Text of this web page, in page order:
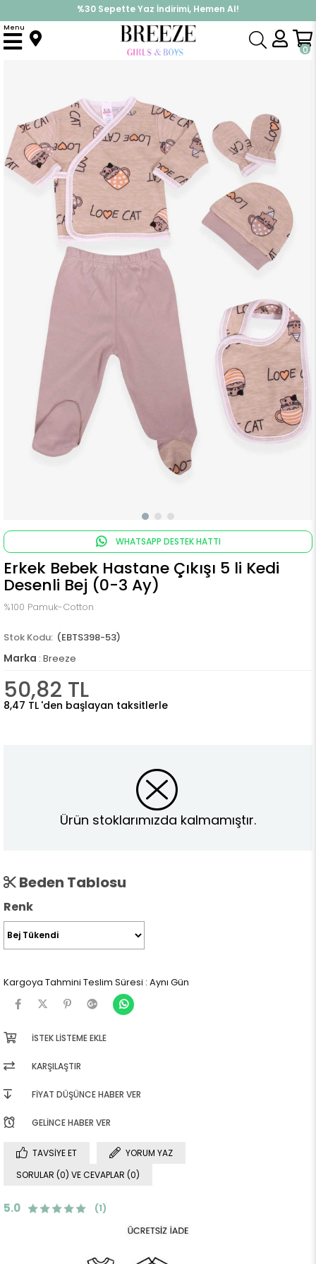
%30 Sepette Yaz İndirimi, Hemen Al!
İndirimlere ek %10 İndirimi Kap, Hemen Üye Ol!
0
Menu
Anasayfa Hastane Çıkışı
WHATSAPP DESTEK HATTI
Erkek Bebek Hastane Çıkışı 5 li Kedi
Desenli Bej (0-3 Ay)
%100 Pamuk-Cotton
(EBTS398-53)
Marka : Breeze
50,82 TL
8,47 TL 'den başlayan taksitlerle
Ürün stoklarımızda kalmamıştır.
Beden Tablosu
Renk
Kargoya Tahmini Teslim Süresi : Aynı Gün
İSTEK LISTEME EKLE
KARŞILAŞTIR
FIYAT DÜŞÜNCE HABER VER
GELINCE HABER VER
TAVSIYE ET
YORUM YAZ
SORULAR (0) VE CEVAPLAR (0)
5.0 (1)